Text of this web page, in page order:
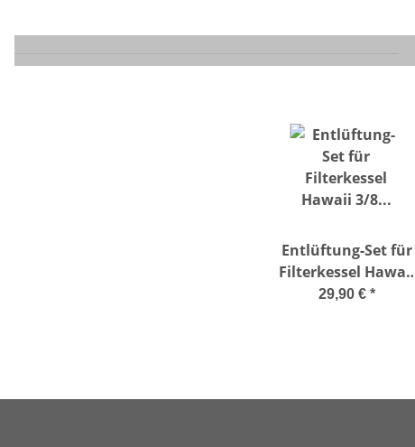
Entlüftung-Set für
Filterkessel Hawaii
3/8'' inkl.
29,90 € *